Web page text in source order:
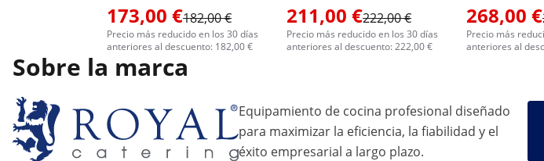
173,00 €182,00 €
Precio más reducido en los 30 días
anteriores al descuento: 182,00 €
211,00 €222,00 €
Precio más reducido en los 30 días
anteriores al descuento: 222,00 €
268,00 €
Precio más
anteriores al
Sobre la marca
Equipamiento de cocina profesional diseñado
para maximizar la eficiencia, la fiabilidad y el
éxito empresarial a largo plazo.